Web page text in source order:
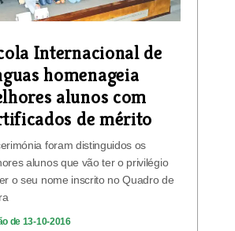
Internacional de
homenageia
alunos com
de mérito
foram distinguidos os
alunos que vão ter o privilégio
o seu nome inscrito no Quadro de
de 13-10-2016